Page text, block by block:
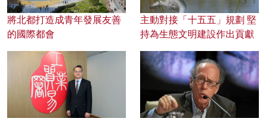
將北都打造成青年發展友善
的國際都會
主動對接「十五五」規劃 堅
持為生態文明建設作出貢獻